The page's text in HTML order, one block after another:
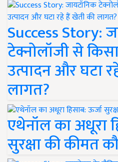
Success Story:
टेक्नोलॉजी से
उत्पादन और घटा
लागत?
एथेनॉल का अधूरा
सुरक्षा की कीमत